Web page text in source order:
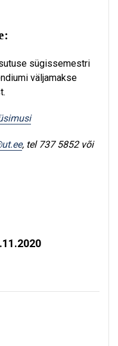
sügissemestri
väljamakse
, tel 737 5852 või